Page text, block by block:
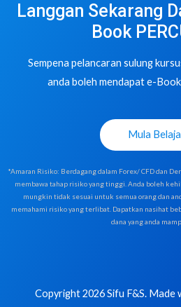
Langgan Sekarang
Book
Sempena pelancaran sulung
anda boleh mendapat e-
Mula
*Amaran Risiko: Berdagang dalam Forex/ CFD dan
membawa tahap risiko yang tinggi. Anda boleh
mungkin tidak sesuai untuk semua orang dan
memahami risiko yang terlibat. Dapatkan nasihat
dana yang anda
Copyright 2026 Sifu F&S. Made